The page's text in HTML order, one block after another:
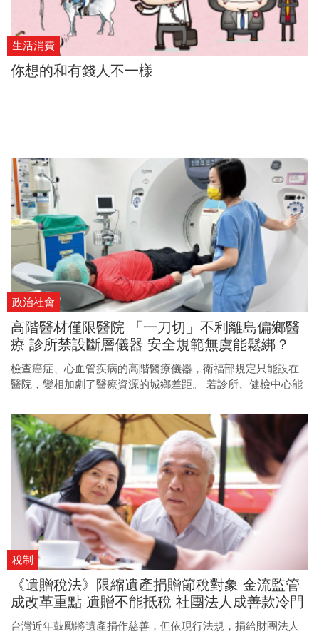
生活消費
你想的和有錢人不一樣
政治社會
高階醫材僅限醫院 「一刀切」不利離島偏鄉醫
療 診所禁設斷層儀器 安全規範無虞能鬆綁？
檢查癌症、心血管疾病的高階醫療儀器，衛福部規定只能設在
醫院，變相加劇了醫療資源的城鄉差距。 若診所、健檢中心能
制，是否有鬆綁空間？
稅制
《遺贈稅法》限縮遺產捐贈節稅對象 金流監管
成改革重點 遺贈不能抵稅 社團法人成善款冷門
戶
台灣近年鼓勵將遺產捐作慈善，但依現行法規，捐給財團法人